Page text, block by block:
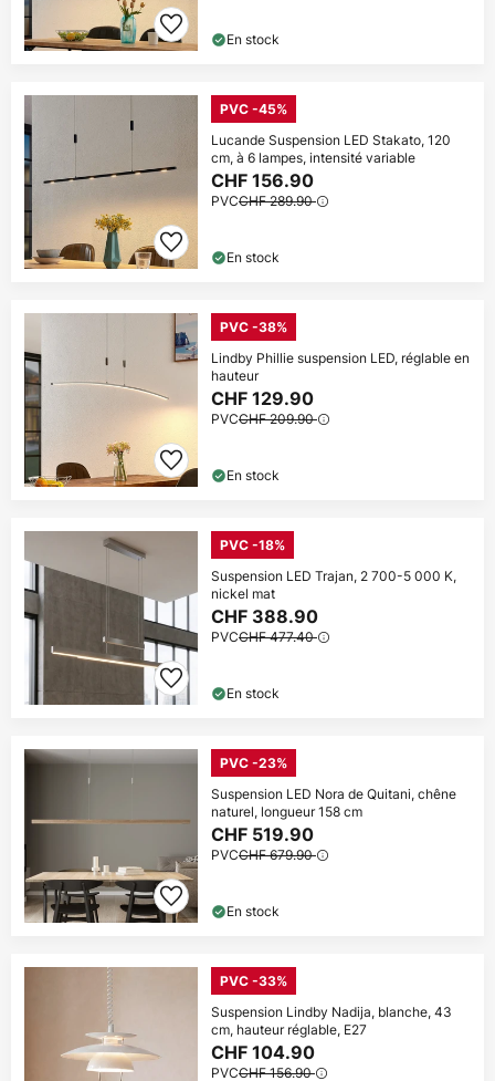
En stock
PVC -45%
Lucande Suspension LED Stakato, 120
cm, à 6 lampes, intensité variable
CHF 156.90
PVCCHF 289.90
En stock
PVC -38%
Lindby Phillie suspension LED, réglable en
hauteur
CHF 129.90
PVCCHF 209.90
En stock
PVC -18%
Suspension LED Trajan, 2 700-5 000 K,
nickel mat
CHF 388.90
PVCCHF 477.40
En stock
PVC -23%
Suspension LED Nora de Quitani, chêne
naturel, longueur 158 cm
CHF 519.90
PVCCHF 679.90
En stock
PVC -33%
Suspension Lindby Nadija, blanche, 43
cm, hauteur réglable, E27
CHF 104.90
PVCCHF 156.90